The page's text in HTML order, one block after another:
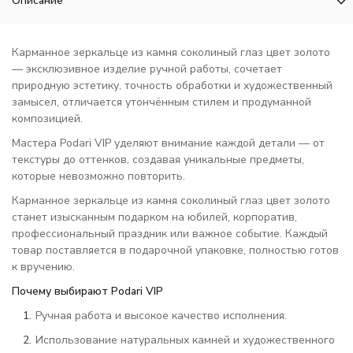
Карманное зеркальце из камня соколиный глаз цвет золото
— эксклюзивное изделие ручной работы, сочетает
природную эстетику, точность обработки и художественный
замысел, отличается утончённым стилем и продуманной
композицией.
Мастера Podari VIP уделяют внимание каждой детали — от
текстуры до оттенков, создавая уникальные предметы,
которые невозможно повторить.
Карманное зеркальце из камня соколиный глаз цвет золото
станет изысканным подарком на юбилей, корпоратив,
профессиональный праздник или важное событие. Каждый
товар поставляется в подарочной упаковке, полностью готов
к вручению.
Почему выбирают Podari VIP
Ручная работа и высокое качество исполнения.
Использование натуральных камней и художественного